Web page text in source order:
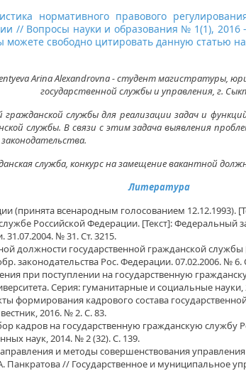
нормативного правового
// Вопросы науки и образования № 1(1), 2016
можете свободно цитировать данную статью
Arina Alexandrovna - студент магистратуры,
государственной службы и управления, г.
службы для реализации задач и
службы. В связи с этим задача выявления
служба, конкурс на замещение вакантной
Литература
(принята всенародным голосованием 12.12.1993).
Российской Федерации. [Текст]: Федеральный
№ 31. Ст. 3215.
должности государственной гражданской
законодательства Рос. Федерации. 07.02.2006. № 6.
при поступлении на государственную
Серия: гуманитарные и социальные
формирования кадрового состава
2016. № 2. С. 83.
кадров на государственную гражданскую
наук, 2014. № 2 (32). С. 139.
и методы совершенствования
// Государственное и муниципальное